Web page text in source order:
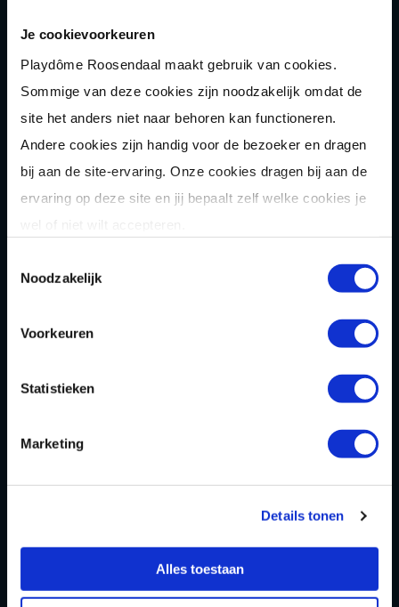
Je cookievoorkeuren
Playdôme Roosendaal maakt gebruik van cookies.
Sommige van deze cookies zijn noodzakelijk omdat de
site het anders niet naar behoren kan functioneren.
Andere cookies zijn handig voor de bezoeker en dragen
bij aan de site-ervaring. Onze cookies dragen bij aan de
ervaring op deze site en jij bepaalt zelf welke cookies je
Noodzakelijk
Voorkeuren
Statistieken
Marketing
Details tonen
Alles toestaan
ALTIJD ALS EERSTE
WETEN WAT ER
SPEELT? 😉
Schrijf je in voor de Playdôme nieuwsbrief!
GEBOORTEDATUM